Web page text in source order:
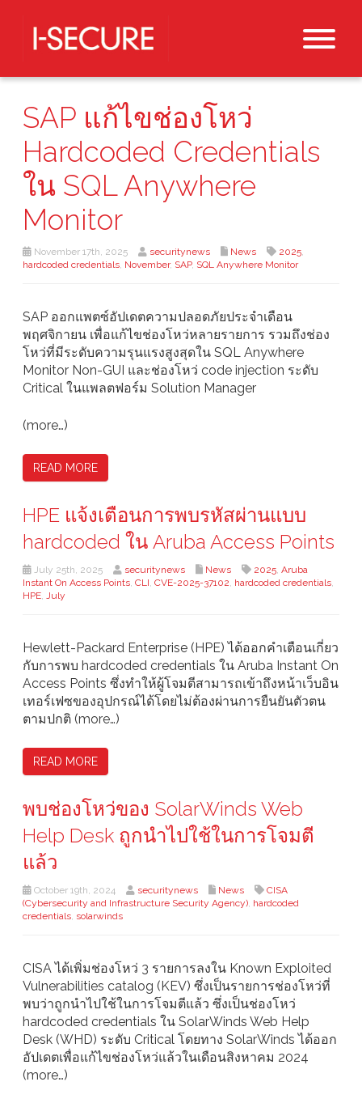
SAP แก้ไขช่องโหว่
Hardcoded Credentials
ใน SQL Anywhere
Monitor
November 17th, 2025 securitynews News 2025,
hardcoded credentials, November, SAP, SQL Anywhere Monitor
SAP ออกแพตซ์อัปเดตความปลอดภัยประจำเดือน
พฤศจิกายน เพื่อแก้ไขช่องโหว่หลายรายการ รวมถึงช่อง
โหว่ที่มีระดับความรุนแรงสูงสุดใน SQL Anywhere
Monitor Non-GUI และช่องโหว่ code injection ระดับ
Critical ในแพลตฟอร์ม Solution Manager
(more…)
READ MORE
HPE แจ้งเตือนการพบรหัสผ่านแบบ
hardcoded ใน Aruba Access Points
July 25th, 2025 securitynews News 2025, Aruba
Instant On Access Points, CLI, CVE-2025-37102, hardcoded credentials,
HPE, July
Hewlett-Packard Enterprise (HPE) ได้ออกคำเตือนเกี่ยว
กับการพบ hardcoded credentials ใน Aruba Instant On
Access Points ซึ่งทำให้ผู้โจมตีสามารถเข้าถึงหน้าเว็บอิน
เทอร์เฟซของอุปกรณ์ได้โดยไม่ต้องผ่านการยืนยันตัวตน
ตามปกติ (more…)
READ MORE
พบช่องโหว่ของ SolarWinds Web
Help Desk ถูกนำไปใช้ในการโจมตี
แล้ว
October 19th, 2024 securitynews News
CISA
(Cybersecurity and Infrastructure Security Agency), hardcoded
credentials, solarwinds
CISA ได้เพิ่มช่องโหว่ 3 รายการลงใน Known Exploited
Vulnerabilities catalog (KEV) ซึ่งเป็นรายการช่องโหว่ที่
พบว่าถูกนำไปใช้ในการโจมตีแล้ว ซึ่งเป็นช่องโหว่
hardcoded credentials ใน SolarWinds Web Help
Desk (WHD) ระดับ Critical โดยทาง SolarWinds ได้ออก
อัปเดตเพื่อแก้ไขช่องโหว่แล้วในเดือนสิงหาคม 2024
(more…)